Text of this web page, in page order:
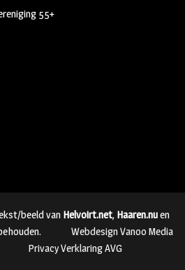
55+
beeld van Helvoirt.net, Haaren.nuen
Webdesign Vanoo Media
Privacy Verklaring AVG